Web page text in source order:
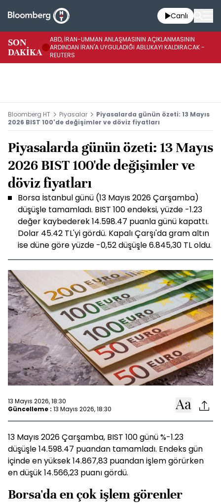
Canlı
SON
DAKİKA
ABD, İRAN-UMMAN ANLAŞMASININ AÇIKLANMASININ
ARDINDAN İRAN'A UYGULADIĞI ABLUKAYI KALDIRACAK -
REUTERS
Bloomberg HT Piyasalar
Piyasalarda günün özeti: 13 Mayıs
2026 BIST 100'de değişimler ve döviz fiyatları
Piyasalarda günün özeti: 13 Mayıs
2026 BIST 100'de değişimler ve
döviz fiyatları
Borsa İstanbul günü (13 Mayıs 2026 Çarşamba)
düşüşle tamamladı. BIST 100 endeksi, yüzde -1.23
değer kaybederek 14.598.47 puanla günü kapattı.
Dolar 45.42 TL'yi gördü. Kapalı Çarşı'da gram altın
ise düne göre yüzde -0,52 düşüşle 6.845,30 TL oldu.
13 Mayıs 2026, 18:30
Güncelleme : 13 Mayıs 2026, 18:30
13 Mayıs 2026 Çarşamba, BIST 100 günü %-1.23
düşüşle 14.598.47 puandan tamamladı. Endeks gün
içinde en yüksek 14.867,83 puandan işlem görürken
en düşük 14.566,23 puanı gördü.
Borsa'da en çok işlem görenler